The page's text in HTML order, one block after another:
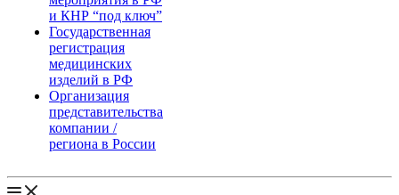
и КНР “под ключ”
Государственная
регистрация
медицинских
изделий в РФ
Организация
представительства
компании /
региона в России